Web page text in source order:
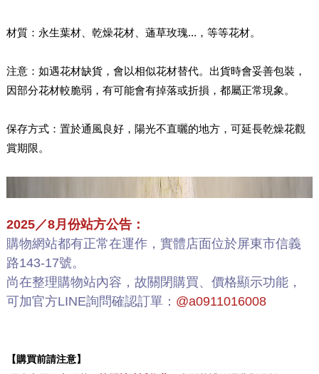
材質：永生葉材、乾燥花材、蓪草玫瑰...，等等花材。
注意：如遇花材缺貨，會以相似花材替代。出貨時會妥善包裝，
因部分花材較脆弱，有可能會有掉落或折損，都屬正常現象。
保存方式：置於通風良好，陽光不直曬的地方，可延長乾燥花觀
賞期限。
2025／8月份站方公告：
購物網站都有正常在運作，實體店面位於屏東市信義
路143-17號。
尚在整理購物站內容，故關閉購買、價格顯示功能，
可加官方LINE詢問確認訂單： @a0911016008
【購買前請注意】